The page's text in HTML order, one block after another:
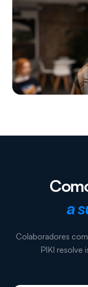
a
Colaboradores
PIKI resolve